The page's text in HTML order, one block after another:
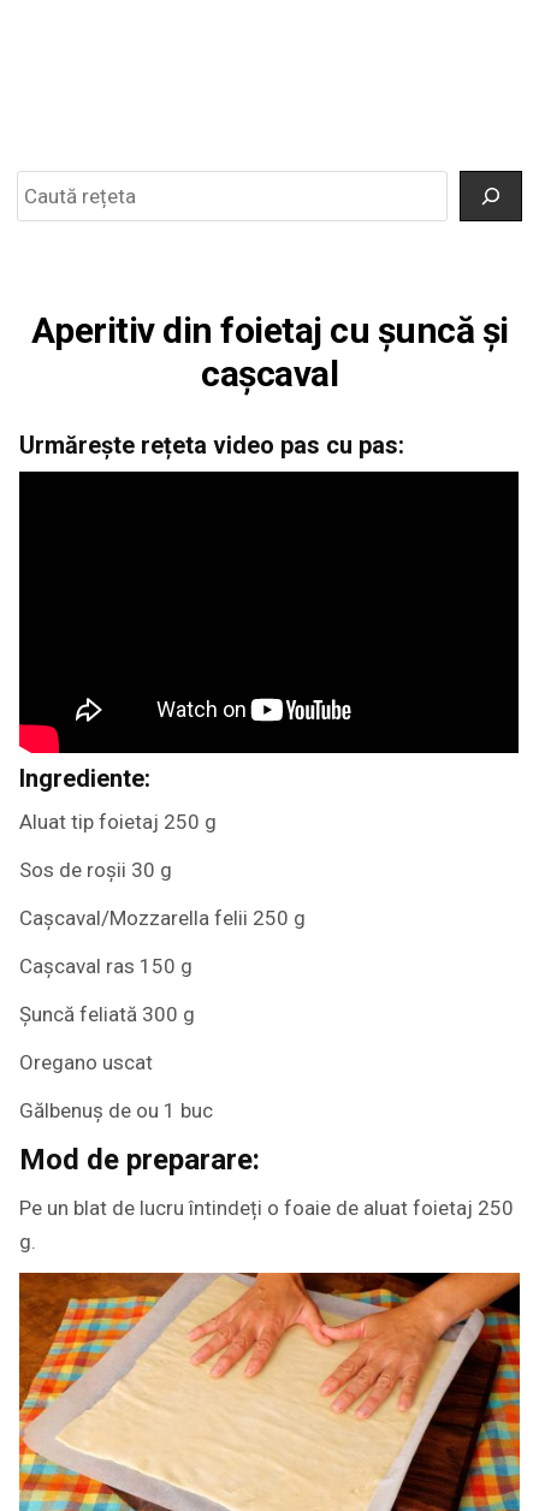
Aperitiv din foietaj cu șuncă și
cașcaval
Urmărește rețeta video pas cu pas:
Ingrediente:
Aluat tip foietaj 250 g
Sos de roșii 30 g
Cașcaval/Mozzarella felii 250 g
Cașcaval ras 150 g
Șuncă feliată 300 g
Oregano uscat
Gălbenuș de ou 1 buc
Mod de preparare:
Pe un blat de lucru întindeți o foaie de aluat foietaj 250
g.